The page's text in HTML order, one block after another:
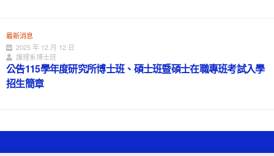
最新消息
2025 年 12 月 12 日
護理系博士班
公告115學年度研究所博士班、碩士班暨碩士在職專班考試入學
招生簡章